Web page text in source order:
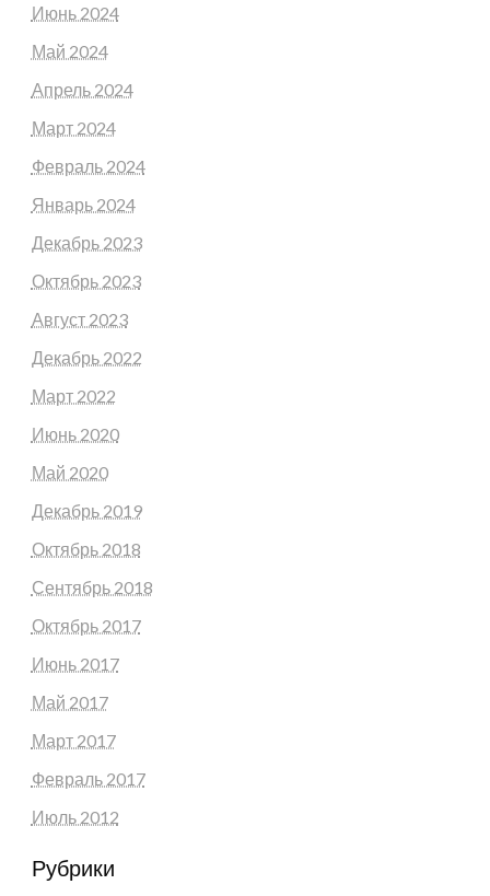
Июнь 2024
Май 2024
Апрель 2024
Март 2024
Февраль 2024
Январь 2024
Декабрь 2023
Октябрь 2023
Август 2023
Декабрь 2022
Март 2022
Июнь 2020
Май 2020
Декабрь 2019
Октябрь 2018
Сентябрь 2018
Октябрь 2017
Июнь 2017
Май 2017
Март 2017
Февраль 2017
Июль 2012
Рубрики